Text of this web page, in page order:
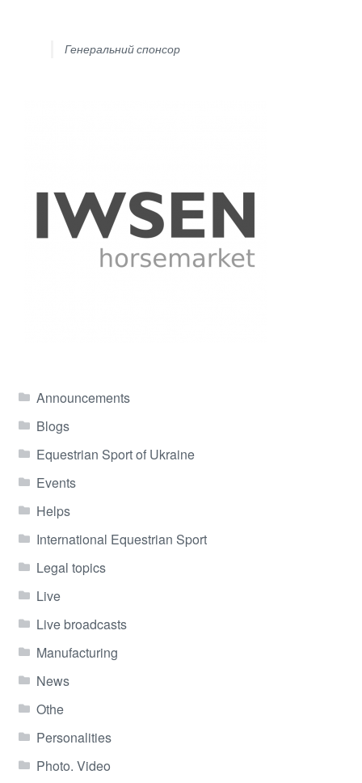
Генеральний спонсор
Announcements
Blogs
Equestrian Sport of Ukraine
Events
Helps
International Equestrian Sport
Legal topics
Live
Live broadcasts
Manufacturing
News
Othe
Personalities
Photo. Video